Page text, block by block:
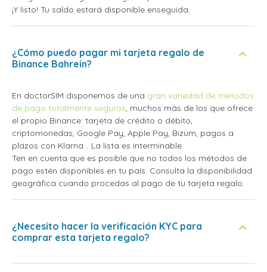
¡Y listo! Tu saldo estará disponible enseguida.
¿Cómo puedo pagar mi tarjeta regalo de
Binance Bahrein?
En doctorSIM disponemos de una gran variedad de métodos
de pago totalmente seguros, muchos más de los que ofrece
el propio Binance: tarjeta de crédito o débito,
criptomonedas, Google Pay, Apple Pay, Bizum, pagos a
plazos con Klarna... La lista es interminable.
Ten en cuenta que es posible que no todos los métodos de
pago estén disponibles en tu país. Consulta la disponibilidad
geográfica cuando procedas al pago de tu tarjeta regalo.
¿Necesito hacer la verificación KYC para
comprar esta tarjeta regalo?